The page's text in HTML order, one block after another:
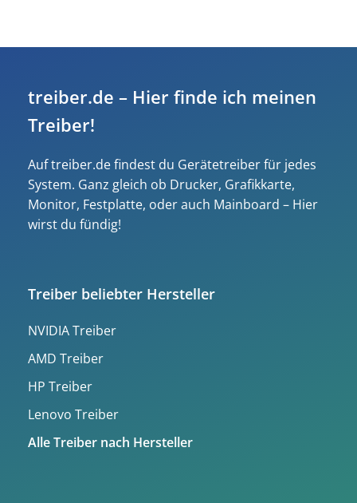
treiber.de – Hier finde ich meinen
Treiber!
Auf treiber.de findest du Gerätetreiber für jedes
System. Ganz gleich ob Drucker, Grafikkarte,
Monitor, Festplatte, oder auch Mainboard – Hier
wirst du fündig!
Treiber beliebter Hersteller
NVIDIA Treiber
AMD Treiber
HP Treiber
Lenovo Treiber
Alle Treiber nach Hersteller